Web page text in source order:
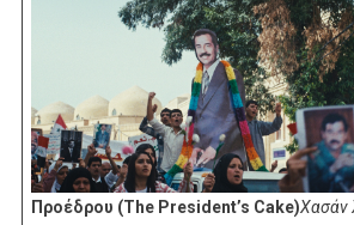
Προέδρου (The President’s Cake)Χασάν